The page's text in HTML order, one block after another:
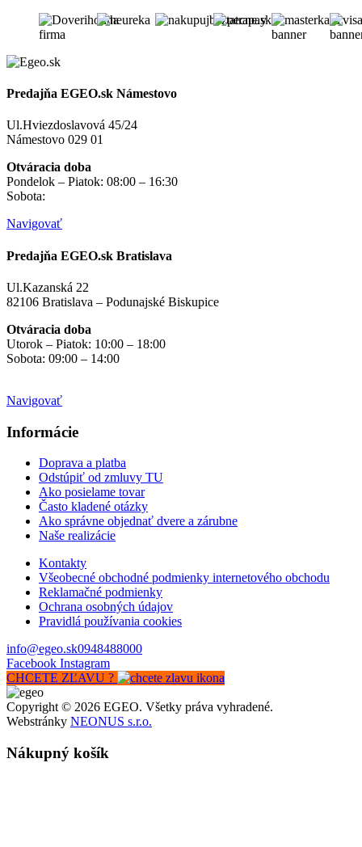
Predajňa EGEO.sk Námestovo
Ul.Hviezdoslavová 45/24
Námestovo 029 01
Otváracia doba
Pondelok – Piatok: 08:00 – 16:30
Sobota:
Navigovať
Predajňa EGEO.sk Bratislava
Ul.Kazanská 22
82106 Bratislava – Podunajské Biskupice
Otváracia doba
Utorok – Piatok: 10:00 – 18:00
Sobota: 09:00 – 14:00
Navigovať
Informácie
Doprava a platba
Odstúpiť od zmluvy TU
Ako posielame tovar
Často kladené otázky
Ako správne objednať dvere a zárubne
Naše realizácie
Kontakty
Všeobecné obchodné podmienky internetového obchodu
Reklamačné podmienky
Ochrana osobných údajov
Pravidlá používania cookies
info@egeo.sk0948488000
Facebook Instagram
CHCETE ZĽAVU ?
Copyright © 2026 EGEO. Všetky práva vyhradené.
Webstránky NEONUS s.r.o.
Nákupný košík